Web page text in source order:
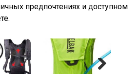
предпочтениях и доступном